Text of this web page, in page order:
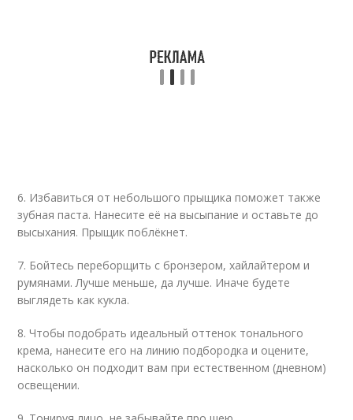
6. Избавиться от небольшого прыщика поможет также
зубная паста. Нанесите её на высыпание и оставьте до
высыхания. Прыщик поблёкнет.
7. Бойтесь переборщить с бронзером, хайлайтером и
румянами. Лучше меньше, да лучше. Иначе будете
выглядеть как кукла.
8. Чтобы подобрать идеальный оттенок тонального
крема, нанесите его на линию подбородка и оцените,
насколько он подходит вам при естественном (дневном)
освещении.